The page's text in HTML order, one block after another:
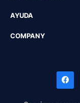
AYUDA
COMPANY